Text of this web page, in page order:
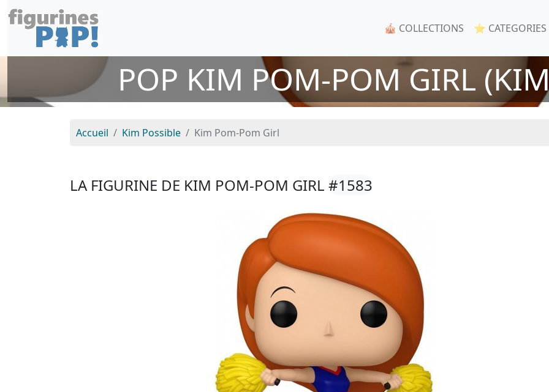
🎪 COLLECTIONS ⭐ CATEGORIES
POP KIM POM-POM GIRL
Accueil Kim Possible Kim Pom-Pom Girl
LA FIGURINE DE KIM POM-POM GIRL #1583